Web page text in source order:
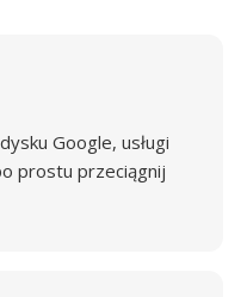
Google, usługi
prostu przeciągnij